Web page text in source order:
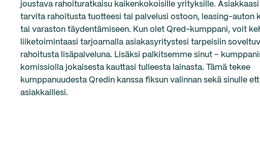
joustava rahoituratkaisu kaikenkokoisille yrityksille. Asiakkaasi
tarvita rahoitusta tuotteesi tai palvelusi ostoon, leasing-auton
tai varaston täydentämiseen. Kun olet Qred-kumppani, voit
liiketoimintaasi tarjoamalla asiakasyritystesi tarpeisiin
rahoitusta lisäpalveluna. Lisäksi palkitsemme sinut –
komissiolla jokaisesta kauttasi tulleesta lainasta. Tämä tekee
kumppanuudesta Qredin kanssa fiksun valinnan sekä sinulle
asiakkaillesi.